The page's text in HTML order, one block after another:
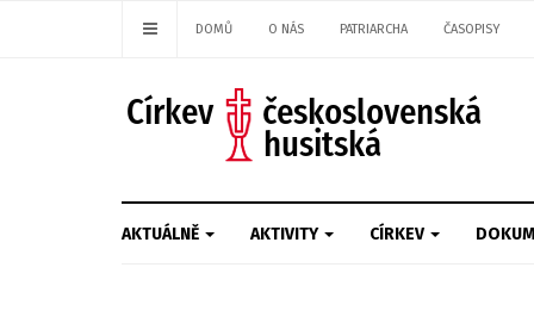
DOMŮ O NÁS PATRIARCHA ČASOPISY
AKTUÁLNĚ AKTIVITY CÍRKEV